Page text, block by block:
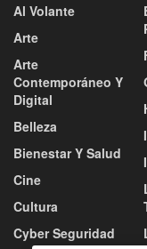
Al Volante
Arte
Arte
Contemporáneo Y
Digital
Belleza
Bienestar Y Salud
Cine
Cultura
Cyber Seguridad